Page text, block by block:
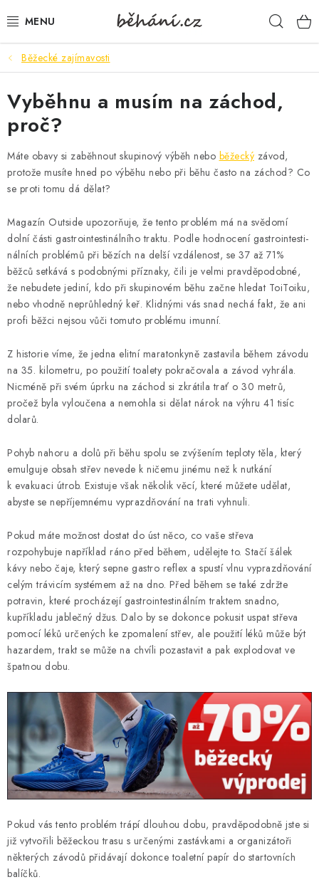
na
BOTY PÁNSKÉ
BOTY DÁMSKÉ
PÁNSKÉ OBLEČENÍ
DÁMSKÉ OBLEČENÍ
DÁRKOVÉ POUKAZY
VELIKOSTNÍ TABULKY
KONTAKT
BOTY DĚTSKÉ
OBLEČENÍ
SPORTY
MEGA SLEVY
NOVINKY
NOVINKY MIZUNO
NOVINKY INOV-8
OBLÍBENÉ DROBNOSTI
ZNAČKY
Ceník dopravy
Moje objednávka
Jak vyměnit nebo vrátit zboží
Jak reklamovat
Obchodní podmínky
Velikostní tabulky
Ochrana osobních údajů
Zásady používání souborů cookies
Kontakt
Běžecké zajímavosti
Vyběhnu a musím na záchod,
proč?
Máte obavy si zaběhnout skupinový výběh nebo běžecký závod,
protože musíte hned po výběhu nebo při běhu často na záchod? Co
se proti tomu dá dělat?
Magazín Outside upozorňuje, že tento problém má na svědomí
dolní části gastrointestinálního traktu. Podle hodnocení gastrointesti­
nálních problémů při bězích na delší vzdálenost, se 37 až 71%
běžců setkává s podobnými příznaky, čili je velmi pravděpodobné,
že nebudete jediní, kdo při skupinovém běhu začne hledat ToiToiku,
nebo vhodně neprůhledný keř. Klidnými vás snad nechá fakt, že ani
profi běžci nejsou vůči tomuto problému imunní.
Z historie víme, že jedna elitní maratonkyně zastavila během závodu
na 35. kilometru, po použití toalety pokračovala a závod vyhrála.
Nicméně při svém úprku na záchod si zkrátila trať o 30 metrů,
pročež byla vyloučena a nemohla si dělat nárok na výhru 41 tisíc
dolarů.
Pohyb nahoru a dolů při běhu spolu se zvýšením teploty těla, který
emulguje obsah střev nevede k ničemu jinému než k nutkání
k evakuaci útrob. Existuje však několik věcí, které můžete udělat,
abyste se nepříjemnému vyprazdňování na trati vyhnuli.
Pokud máte možnost dostat do úst něco, co vaše střeva
rozpohybuje například ráno před během, udělejte to. Stačí šálek
kávy nebo čaje, který sepne gastro reflex a spustí vlnu vyprazdňování
celým trávicím systémem až na dno. Před během se také zdržte
potravin, které procházejí gastrointestinálním traktem snadno,
kupříkladu jablečný džus. Dalo by se dokonce pokusit uspat střeva
pomocí léků určených ke zpomalení střev, ale použití léků může být
hazardem, trakt se může na chvíli pozastavit a pak explodovat ve
špatnou dobu.
Pokud vás tento problém trápí dlouhou dobu, pravděpodobně jste si
již vytvořili běžeckou trasu s určenými zastávkami a organizátoři
některých závodů přidávají dokonce toaletní papír do startovních
balíčků.